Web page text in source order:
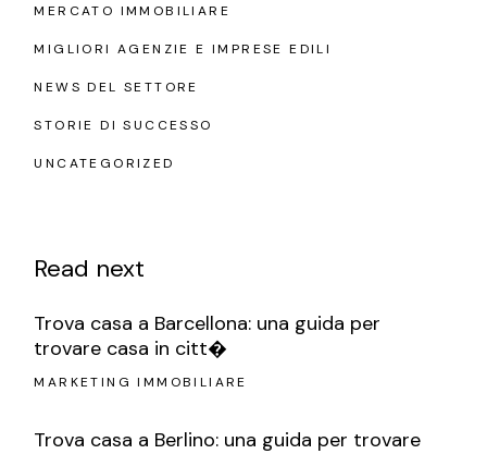
MERCATO IMMOBILIARE
MIGLIORI AGENZIE E IMPRESE EDILI
NEWS DEL SETTORE
STORIE DI SUCCESSO
UNCATEGORIZED
Read next
Trova casa a Barcellona: una guida per
trovare casa in citt�
MARKETING IMMOBILIARE
Trova casa a Berlino: una guida per trovare